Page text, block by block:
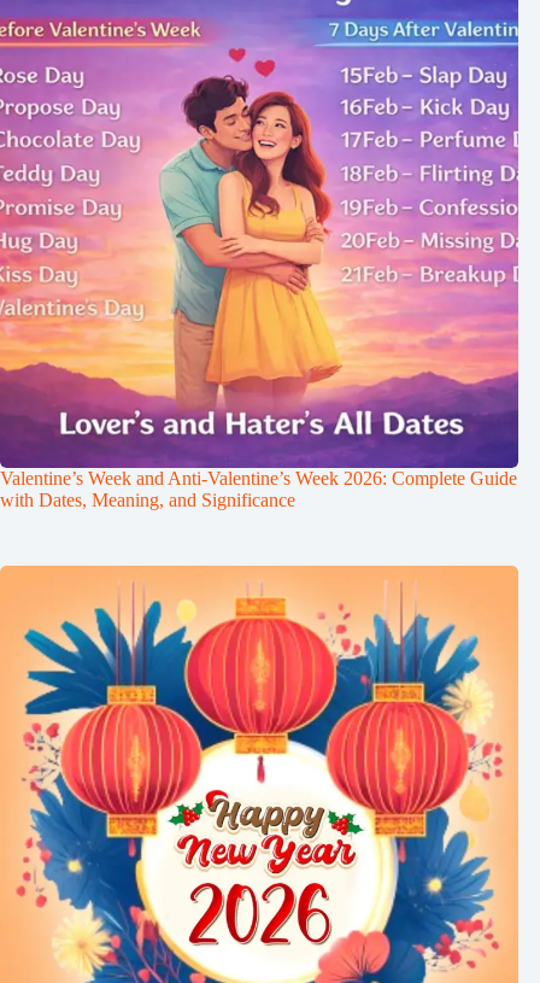
Valentine’s Week and Anti-Valentine’s Week 2026: Complete Guide
with Dates, Meaning, and Significance